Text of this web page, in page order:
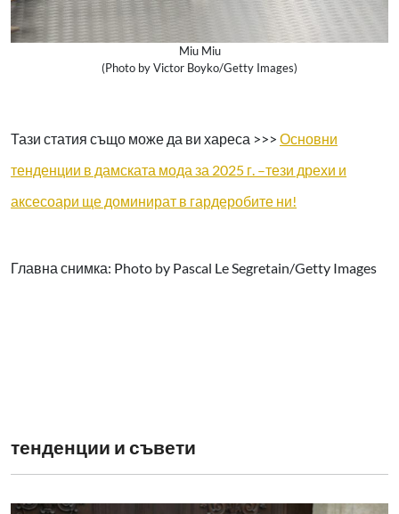
Miu Miu
(Photo by Victor Boyko/Getty Images)
Тази статия също може да ви хареса >>> Основни
тенденции в дамската мода за 2025 г. –тези дрехи и
аксесоари ще доминират в гардеробите ни!
Главна снимка: Photo by Pascal Le Segretain/Getty Images
тенденции и съвети